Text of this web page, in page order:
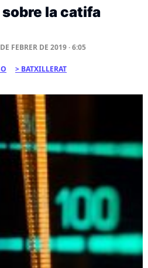
la catifa
FEBRER DE 2019 · 6:05
BATXILLERAT